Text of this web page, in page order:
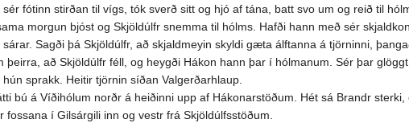
sér fótinn stirðan til vígs, tók sverð sitt og hjó af tána, batt svo um og reið til
morgun bjóst og Skjöldúlfr snemma til hólms. Hafði hann með sér
sárar. Sagði þá Skjöldúlfr, að skjaldmeyin skyldi gæta álftanna á tjörninni,
þeirra, að Skjöldúlfr féll, og heygði Hákon hann þar í hólmanum. Sér þar
hún sprakk. Heitir tjörnin síðan Valgerðarhlaup.
bú á Víðihólum norðr á heiðinni upp af Hákonarstöðum. Hét sá Brandr
fossana í Gilsárgili inn og vestr frá Skjöldúlfsstöðum.